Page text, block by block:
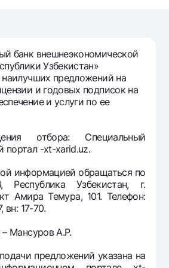
от НБУ
Milliy
банк внешнеэкономической
Узбекистан»
наилучших предложений на
и годовых подписок на
и услуги по ее
отбора: Специальный
портал -xt-xarid.uz.
информацией обращаться по
Республика Узбекистан, г.
Амира Темура, 101. Телефон:
вн: 17-70.
– Мансуров А.Р.
предложений указана на